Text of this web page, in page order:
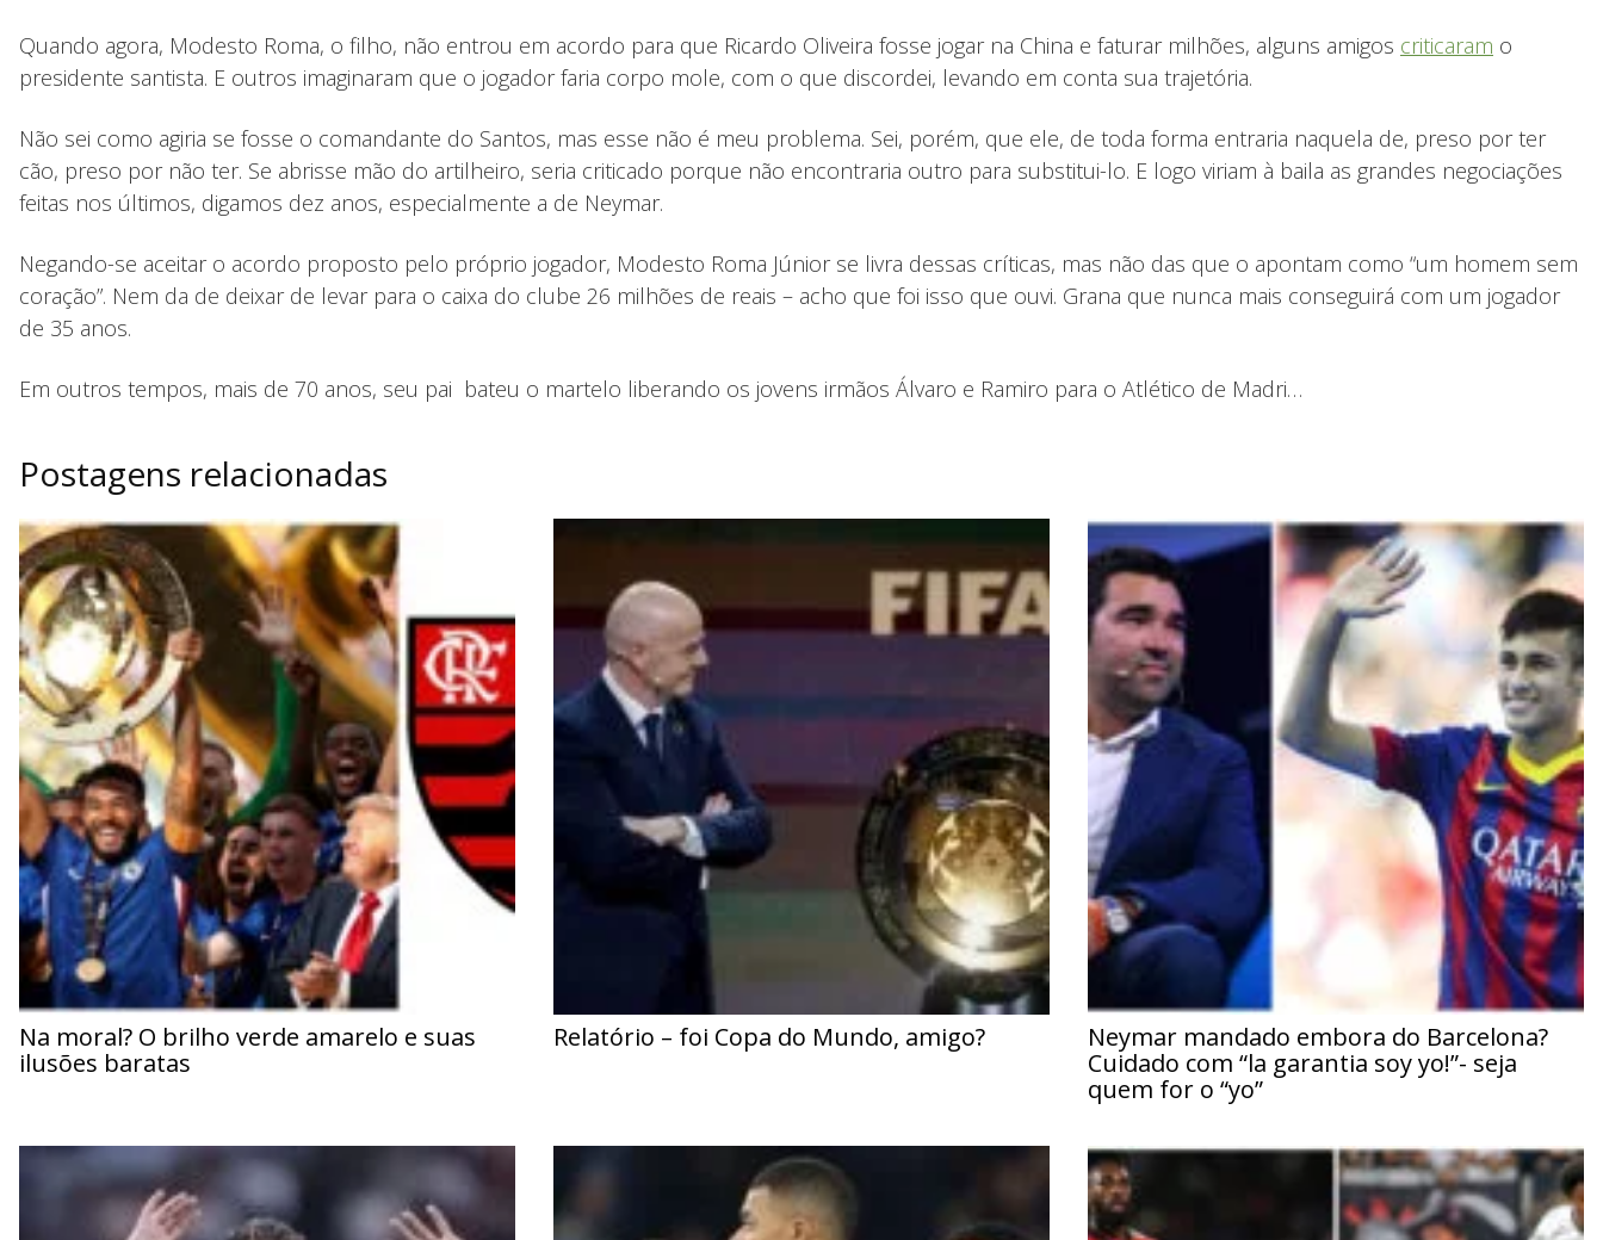
Quando agora, Modesto Roma, o filho, não entrou em acordo para que Ricardo Oliveira fosse jogar na China e faturar milhões, alguns amigos criticaram o
presidente santista. E outros imaginaram que o jogador faria corpo mole, com o que discordei, levando em conta sua trajetória.
Não sei como agiria se fosse o comandante do Santos, mas esse não é meu problema. Sei, porém, que ele, de toda forma entraria naquela de, preso por ter
cão, preso por não ter. Se abrisse mão do artilheiro, seria criticado porque não encontraria outro para substitui-lo. E logo viriam à baila as grandes negociações
feitas nos últimos, digamos dez anos, especialmente a de Neymar.
Negando-se aceitar o acordo proposto pelo próprio jogador, Modesto Roma Júnior se livra dessas críticas, mas não das que o apontam como “um homem sem
coração”. Nem da de deixar de levar para o caixa do clube 26 milhões de reais – acho que foi isso que ouvi. Grana que nunca mais conseguirá com um jogador
de 35 anos.
Em outros tempos, mais de 70 anos, seu pai bateu o martelo liberando os jovens irmãos Álvaro e Ramiro para o Atlético de Madri…
Postagens relacionadas
Na moral? O brilho verde amarelo e suas
ilusões baratas
Relatório – foi Copa do Mundo, amigo?
Neymar mandado embora do Barcelona?
Cuidado com “la garantia soy yo!”- seja
quem for o “yo”